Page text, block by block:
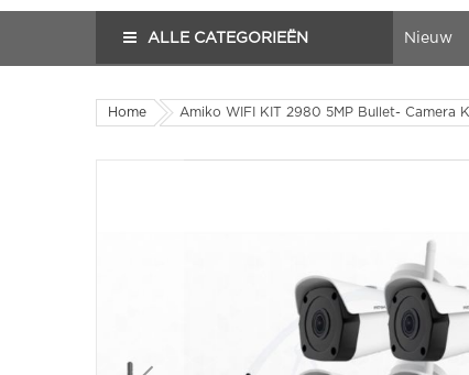
ALLE CATEGORIEËN Nieuw
Home Amiko WIFI KIT 2980 5MP Bullet- Camera